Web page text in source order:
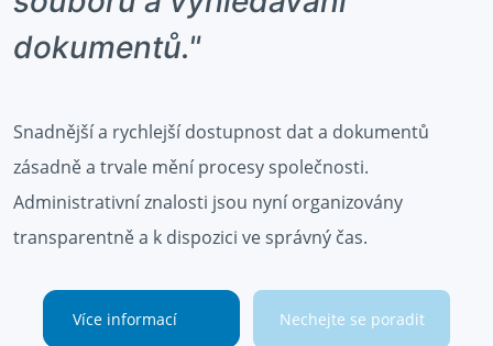
dokumentů."
Snadnější a rychlejší dostupnost dat a dokumentů
zásadně a trvale mění procesy společnosti.
Administrativní znalosti jsou nyní organizovány
transparentně a k dispozici ve správný čas.
Více informací Nechejte se poradit